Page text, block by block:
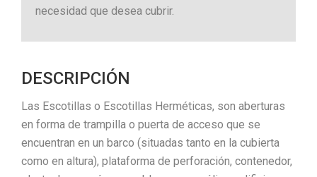
necesidad que desea cubrir.
DESCRIPCIÓN
Las Escotillas o Escotillas Herméticas, son aberturas
en forma de trampilla o puerta de acceso que se
encuentran en un barco (situadas tanto en la cubierta
como en altura), plataforma de perforación, contenedor,